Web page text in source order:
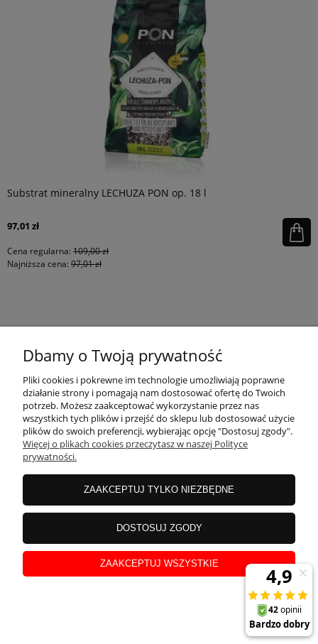
Substrat mineralny LECHUZA PON op. 18 l
97,01 zł
Cena regularna: 109,00 zł
Najniższa cena: 97,01 zł
MOJE KONTO
PŁATNOŚCI I DOSTAWA
INFORMACJE
INSTRUKCJE
O NAS
Dbamy o Twoją prywatność
Pliki cookies i pokrewne im technologie umożliwiają poprawne
działanie strony i pomagają nam dostosować ofertę do Twoich
potrzeb. Możesz zaakceptować wykorzystanie przez nas
wszystkich tych plików i przejść do sklepu lub dostosować użycie
plików do swoich preferencji, wybierając opcję "Dostosuj zgody".
Więcej o plikach cookies przeczytasz w naszej Polityce
prywatności.
ZAAKCEPTUJ TYLKO NIEZBĘDNE
DOSTOSUJ ZGODY
ZAAKCEPTUJ WSZYSTKIE